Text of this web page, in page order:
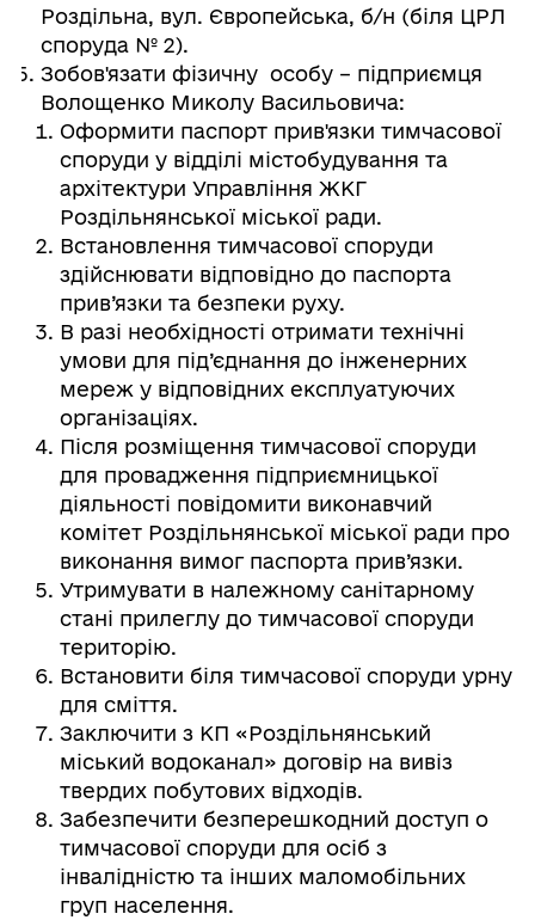
Роздільна, вул. Європейська, б/н (біля ЦРЛ
споруда № 2).
Зобов'язати фізичну особу – підприємця
Волощенко Миколу Васильовича:
Оформити паспорт прив'язки тимчасової
споруди у відділі містобудування та
архітектури Управління ЖКГ
Роздільнянської міської ради.
Встановлення тимчасової споруди
здійснювати відповідно до паспорта
прив’язки та безпеки руху.
В разі необхідності отримати технічні
умови для під’єднання до інженерних
мереж у відповідних експлуатуючих
організаціях.
Після розміщення тимчасової споруди
для провадження підприємницької
діяльності повідомити виконавчий
комітет Роздільнянської міської ради про
виконання вимог паспорта прив’язки.
Утримувати в належному санітарному
стані прилеглу до тимчасової споруди
територію.
Встановити біля тимчасової споруди урну
для сміття.
Заключити з КП «Роздільнянський
міський водоканал» договір на вивіз
твердих побутових відходів.
Забезпечити безперешкодний доступ о
тимчасової споруди для осіб з
інвалідністю та інших маломобільних
груп населення.